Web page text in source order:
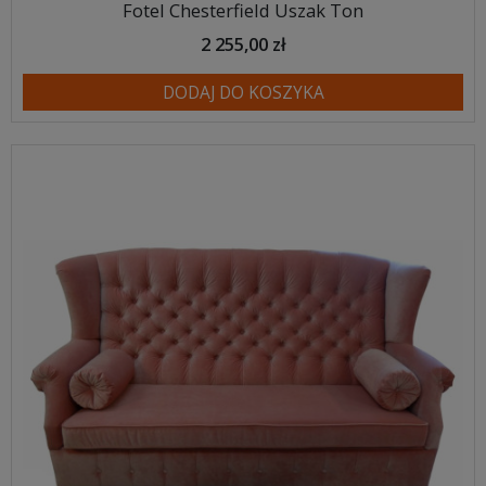
Fotel Chesterfield Uszak Ton
2 255,00 zł
DODAJ DO KOSZYKA